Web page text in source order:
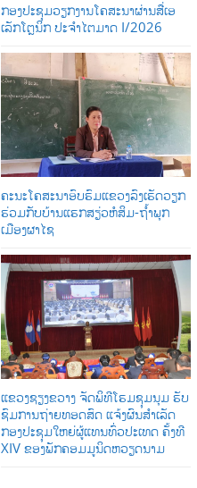
ກອງປະຊຸມວຽກງານໂຄສະນາຜ່ານສື່ເອ
ເລັກໂຕຼນິກ ປະຈໍາໄຕມາດ I/2026
ຄະນະໂຄສະນາອົບຮົມແຂວງລົງເຮັດວຽກ
ຮ່ວມກັບບ້ານແຮກສຽ່ວຫໍສິມ-ຖໍ້າພຸກ
ເມືອງຜາໄຊ
ແຂວງຊຽງຂວາງ ຈັດພິທີໂຮມຊຸມນຸມ ຮັບ
ຊົມການຖ່າຍທອດສົດ ແຈ້ງຜົນສໍາເລັດ
ກອງປະຊຸມໃຫຍ່ຜູ້ແທນທົ່ວປະເທດ ຄັ້ງທີ
XIV ຂອງພັກຄອມມູນິດຫວຽດນາມ